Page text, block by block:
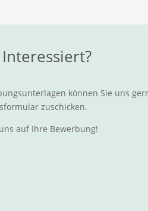
Interessiert?
können Sie uns
zuschicken.
auf Ihre Bewerbung!